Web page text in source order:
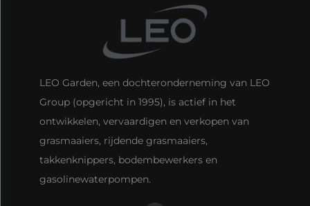
LEO Garden, een dochteronderneming van LEO
Group (opgericht in 1995), is actief in het
ontwikkelen, vervaardigen en verkopen van
grasmaaiers, rijdende grasmaaiers,
takkenknippers, bodembewerkers en
gasolinewaterpompen.